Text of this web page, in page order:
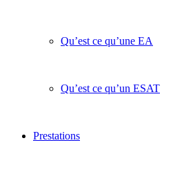
Qu’est ce qu’une EA
Qu’est ce qu’un ESAT
Prestations